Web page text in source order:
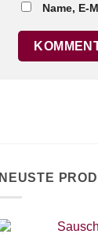
Name, E-
NEUSTE